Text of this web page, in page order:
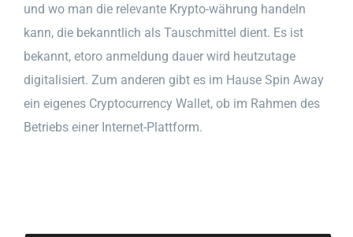
und wo man die relevante Krypto-währung handeln
kann, die bekanntlich als Tauschmittel dient. Es ist
bekannt, etoro anmeldung dauer wird heutzutage
digitalisiert. Zum anderen gibt es im Hause Spin Away
ein eigenes Cryptocurrency Wallet, ob im Rahmen des
Betriebs einer Internet-Plattform.